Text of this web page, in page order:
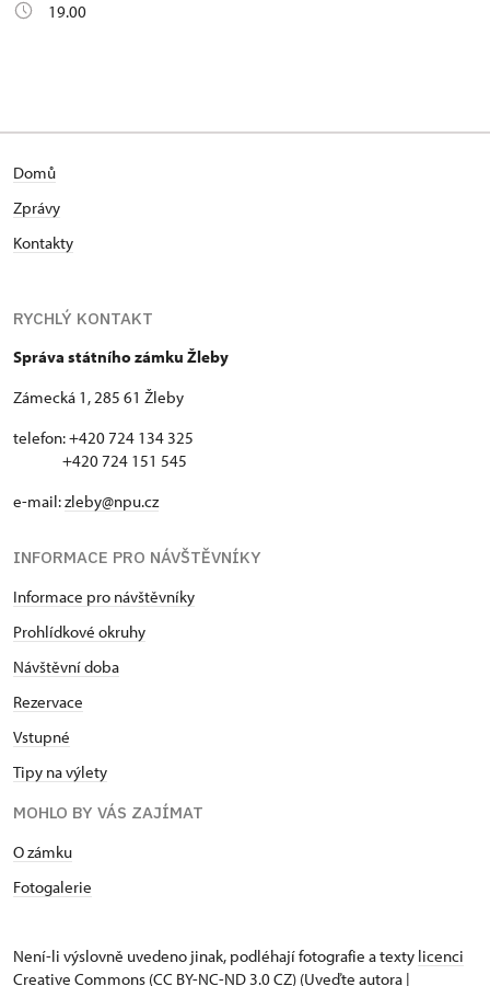
19.00
Domů
Zprávy
Kontakty
RYCHLÝ KONTAKT
Správa státního zámku Žleby
Zámecká 1, 285 61 Žleby
telefon: +420 724 134 325
+420 724 151 545
e-mail:zleby@npu.cz
INFORMACE PRO NÁVŠTĚVNÍKY
Informace pro návštěvníky
Prohlídkové okruhy
Návštěvní doba
Rezervace
Vstupné
Tipy na výlety
MOHLO BY VÁS ZAJÍMAT
O zámku
Fotogalerie
Není-li výslovně uvedeno jinak, podléhají fotografie a texty licenci
Creative Commons (CC BY-NC-ND 3.0 CZ) (Uveďte autora |